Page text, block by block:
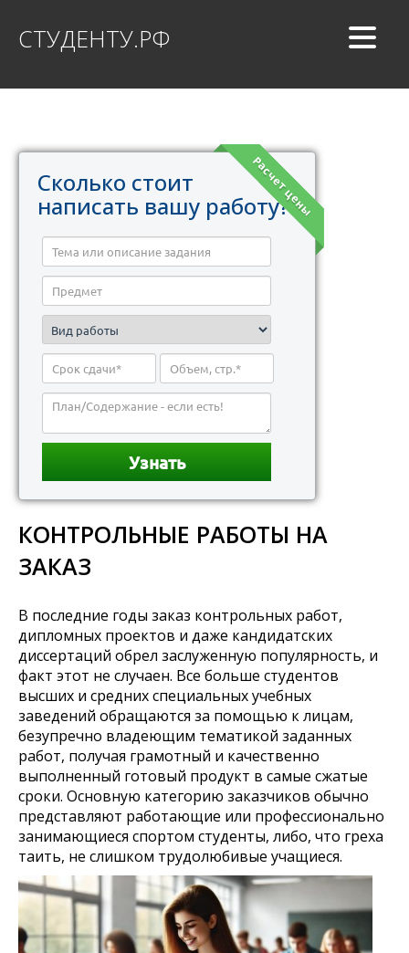
СТУДЕНТУ.РФ
Расчет цены
Сколько стоит
написать вашу работу?
КОНТРОЛЬНЫЕ РАБОТЫ НА
ЗАКАЗ
В последние годы заказ контрольных работ,
дипломных проектов и даже кандидатских
диссертаций обрел заслуженную популярность, и
факт этот не случаен. Все больше студентов
высших и средних специальных учебных
заведений обращаются за помощью к лицам,
безупречно владеющим тематикой заданных
работ, получая грамотный и качественно
выполненный готовый продукт в самые сжатые
сроки. Основную категорию заказчиков обычно
представляют работающие или профессионально
занимающиеся спортом студенты, либо, что греха
таить, не слишком трудолюбивые учащиеся.